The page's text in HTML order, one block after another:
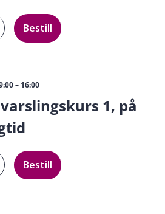
Bestill
1, på
– 16:00
Bestill